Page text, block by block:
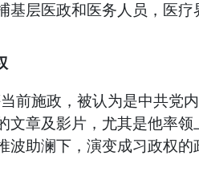
层医政和医务人员，医
前施政，被认为是中共党
文章及影片，尤其是他率
波助澜下，演变成习政权的